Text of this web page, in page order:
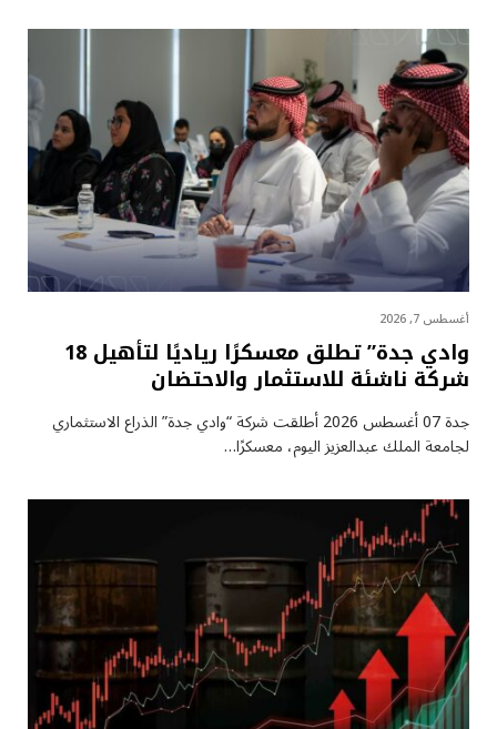
أغسطس 7, 2026
وادي جدة” تطلق معسكرًا رياديًا لتأهيل 18
شركة ناشئة للاستثمار والاحتضان
جدة 07 أغسطس 2026 أطلقت شركة “وادي جدة” الذراع الاستثماري
لجامعة الملك عبدالعزيز اليوم، معسكرًا…